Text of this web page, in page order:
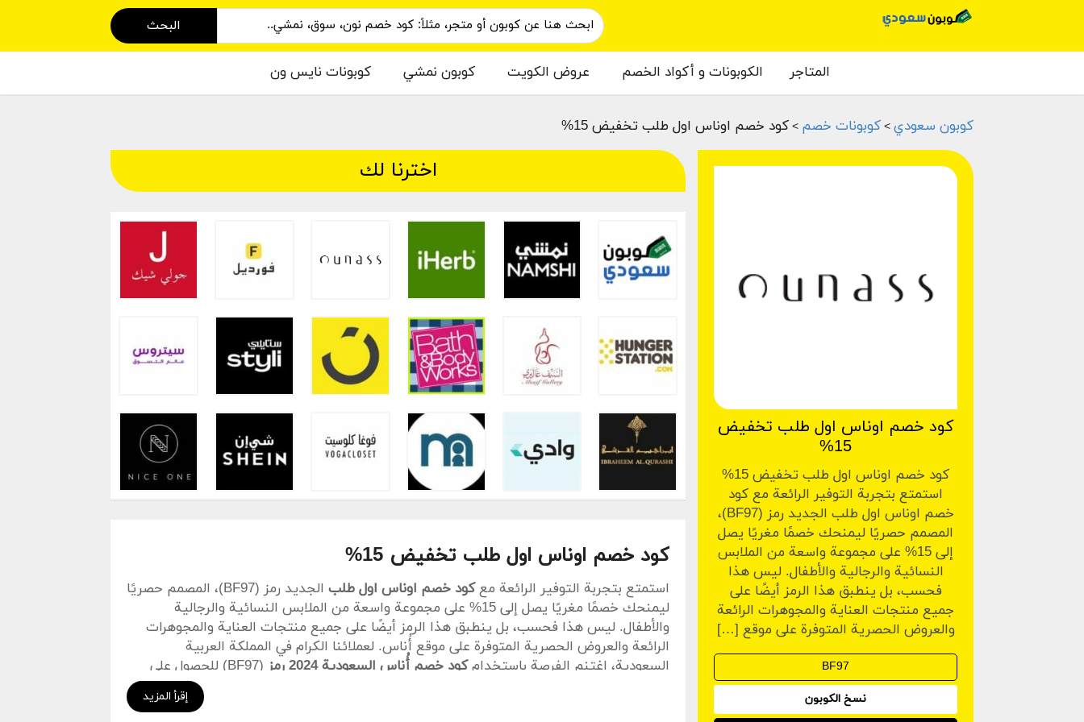
البحث
المتاجر الكوبونات و أكواد الخصم عروض الكويت كوبون نمشي كوبونات نايس ون
كوبون سعودي > كوبونات خصم > كود خصم اوناس اول طلب تخفيض 15%
كود خصم اوناس اول طلب تخفيض
15%
كود خصم اوناس اول طلب تخفيض 15%
استمتع بتجربة التوفير الرائعة مع كود
خصم اوناس اول طلب الجديد رمز (BF97)،
المصمم حصريًا ليمنحك خصمًا مغريًا يصل
إلى 15% على مجموعة واسعة من الملابس
النسائية والرجالية والأطفال. ليس هذا
فحسب، بل ينطبق هذا الرمز أيضًا على
جميع منتجات العناية والمجوهرات الرائعة
والعروض الحصرية المتوفرة على موقع […]
نسخ الكوبون
اخترنا لك
إقرأ المزيد
كود خصم اوناس اول طلب تخفيض 15%
استمتع بتجربة التوفير الرائعة معكود خصم اوناس اول طلب
الجديد رمز (BF97)، المصمم حصريًا
ليمنحك خصمًا مغريًا يصل إلى 15% على مجموعة واسعة من الملابس النسائية والرجالية
والأطفال. ليس هذا فحسب، بل ينطبق هذا الرمز أيضًا على جميع منتجات العناية والمجوهرات
الرائعة والعروض الحصرية المتوفرة على موقع أُناس. لعملائنا الكرام في المملكة العربية
السعودية، اغتنم الفرصة باستخدامكود خصم أُناس السعودية 2024 رمز
(BF97) للحصول على
خصومات استثنائية تصل إلى 71% على جميع المشتريات خلال عام 2024. ضع كوبون خصم